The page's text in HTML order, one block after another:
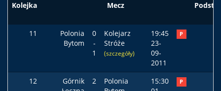
Kolejka Mecz Podst
11
Polonia
Bytom
0
-
1
Kolejarz
Stróże
(szczegóły)
19:45
23-
09-
2011
P
12
Górnik
2
Polonia
15:30
P